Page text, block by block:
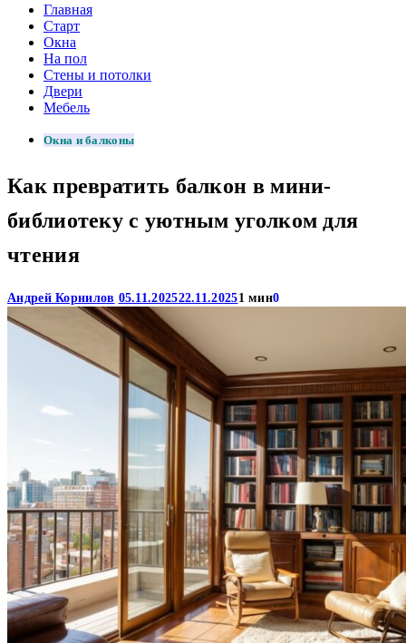
Главная
Старт
Окна
На пол
Стены и потолки
Двери
Мебель
Окна и балконы
Как превратить балкон в мини-
библиотеку с уютным уголком для
чтения
Андрей Корнилов 05.11.202522.11.20251 мин0